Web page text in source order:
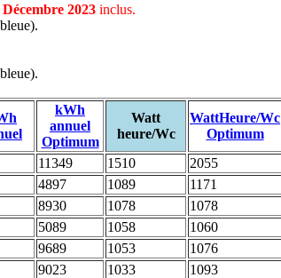
Décembre 2023 inclus.
kWh
annuel
Optimum
Watt
heure/Wc
WattHeure/Wc
Optimum
11349 1510
2055
4897 1089
1171
8930 1078
1078
5089 1058
1060
9689 1053
1076
9023 1033
1093